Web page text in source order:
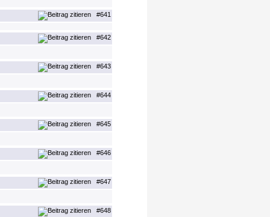
#641
#642
#643
#644
#645
#646
#647
#648